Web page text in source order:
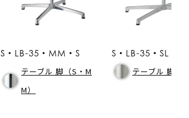
S・LB-35・MM・S
テーブル 脚（S・M
M）
S・LB-35・SL・L
テーブル 脚（